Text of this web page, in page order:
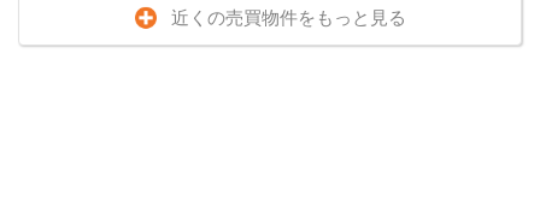
近くの売買物件をもっと見る